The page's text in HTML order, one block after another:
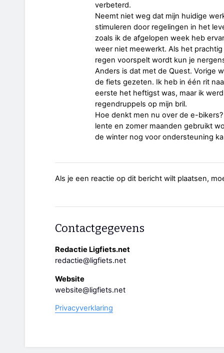
verbeterd.
Neemt niet weg dat mijn huidige
stimuleren door regelingen in het
zoals ik de afgelopen week heb
weer niet meewerkt. Als het
regen voorspelt wordt kun je
Anders is dat met de Quest. Vorige
de fiets gezeten. Ik heb in één rit
eerste het heftigst was, maar ik
regendruppels op mijn bril.
Hoe denkt men nu over de e-
lente en zomer maanden gebruikt
de winter nog voor ondersteuning
Als je een reactie op dit bericht wilt plaatsen,
Contactgegevens
Redactie Ligfiets.net
redactie@ligfiets.net
Website
website@ligfiets.net
Privacyverklaring